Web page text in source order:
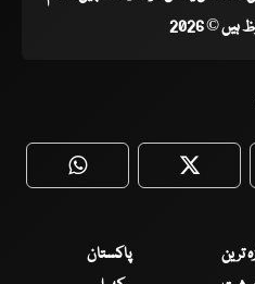
© 2026
WhatsApp Twitter
ترین
پاکستان